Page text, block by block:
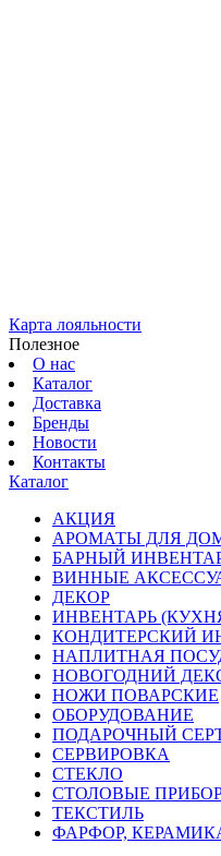
Карта лояльности
Полезное
О нас
Каталог
Доставка
Бренды
Новости
Контакты
Каталог
АКЦИЯ
АРОМАТЫ ДЛЯ
БАРНЫЙ
ВИННЫЕ
ДЕКОР
ИНВЕНТАРЬ
КОНДИТЕРСКИЙ
НАПЛИТНАЯ
НОВОГОДНИЙ
НОЖИ ПОВАРСКИЕ
ОБОРУДОВАНИЕ
ПОДАРОЧНЫЙ
СЕРВИРОВКА
СТЕКЛО
СТОЛОВЫЕ
ТЕКСТИЛЬ
ФАРФОР,